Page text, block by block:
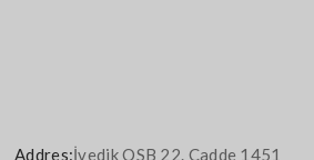
Addres:İvedik OSB 22. Cadde 1451